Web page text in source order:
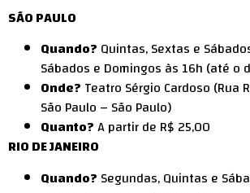
SÃO PAULO
Quando? Quintas, Sextas e
Sábados e Domingos às 16h (até o
Onde? Teatro Sérgio Cardoso (Rua
São Paulo – São Paulo)
Quanto?A partir de R$ 25,00
RIO DE JANEIRO
Quando? Segundas, Quintas e